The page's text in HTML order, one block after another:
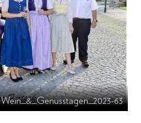
Wein_&_Genusstagen_2023-63